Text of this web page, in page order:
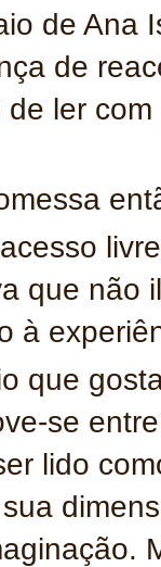
de Ana
de
ler
que não
à
que
se
lido